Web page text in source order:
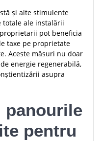
și alte stimulente
totale ale instalării
pot beneficia
taxe pe proprietate
Aceste măsuri nu doar
energie regenerabilă,
asupra
panourile
pentru